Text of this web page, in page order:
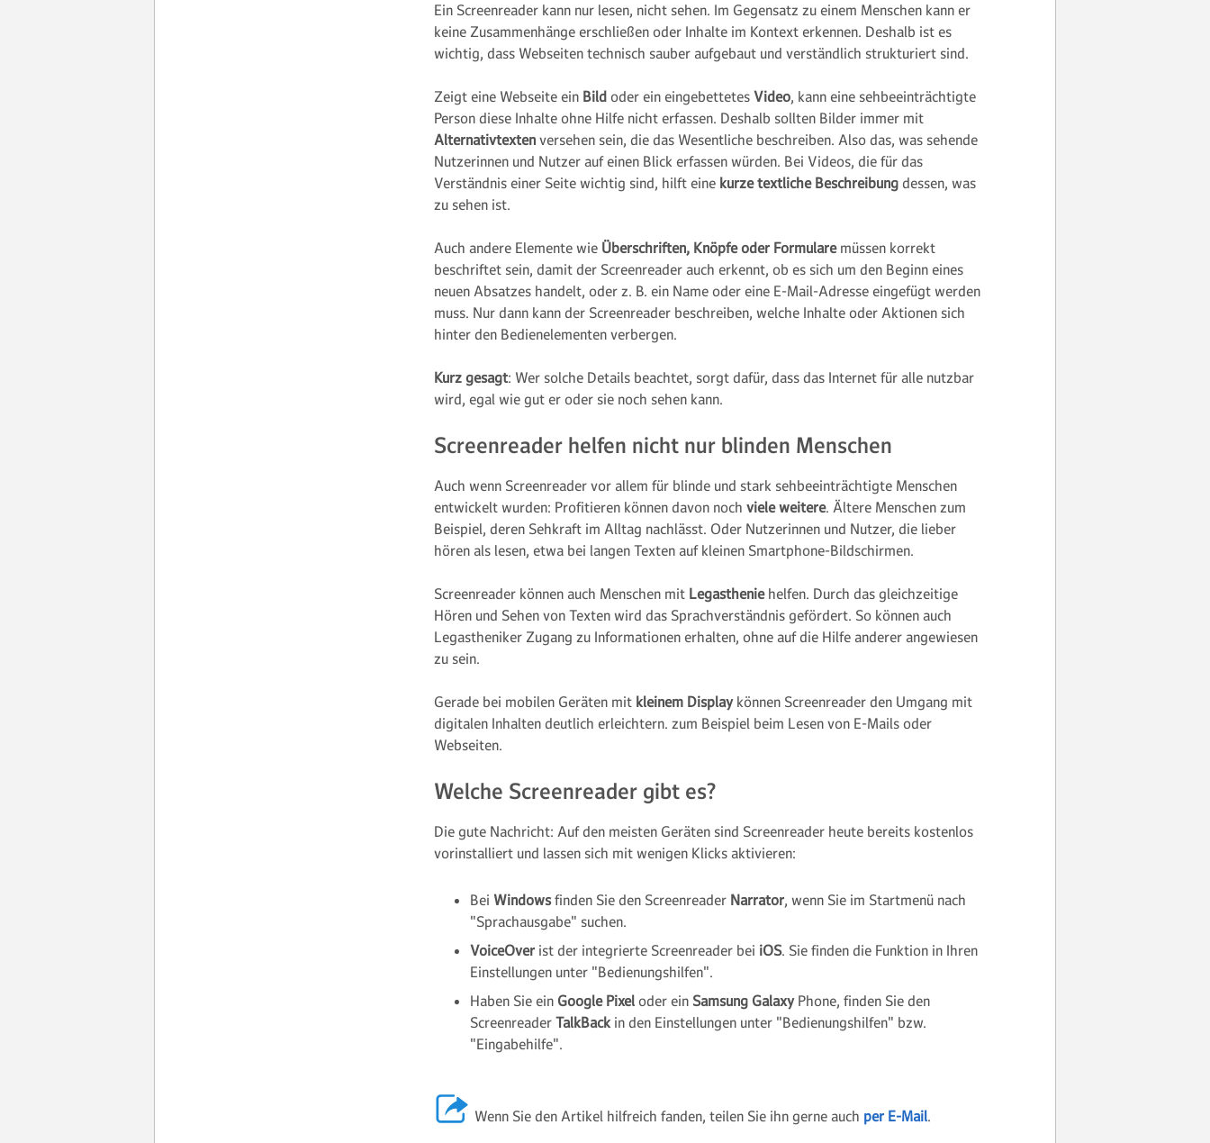
Ein Screenreader kann nur lesen, nicht sehen. Im Gegensatz zu einem Menschen kann er
keine Zusammenhänge erschließen oder Inhalte im Kontext erkennen. Deshalb ist es
wichtig, dass Webseiten technisch sauber aufgebaut und verständlich strukturiert sind.
Zeigt eine Webseite ein Bild oder ein eingebettetes Video, kann eine sehbeeinträchtigte
Person diese Inhalte ohne Hilfe nicht erfassen. Deshalb sollten Bilder immer mit
Alternativtexten versehen sein, die das Wesentliche beschreiben. Also das, was sehende
Nutzerinnen und Nutzer auf einen Blick erfassen würden. Bei Videos, die für das
Verständnis einer Seite wichtig sind, hilft eine kurze textliche Beschreibung dessen, was
zu sehen ist.
Auch andere Elemente wie Überschriften, Knöpfe oder Formulare müssen korrekt
beschriftet sein, damit der Screenreader auch erkennt, ob es sich um den Beginn eines
neuen Absatzes handelt, oder z. B. ein Name oder eine E-Mail-Adresse eingefügt werden
muss. Nur dann kann der Screenreader beschreiben, welche Inhalte oder Aktionen sich
hinter den Bedienelementen verbergen.
Kurz gesagt: Wer solche Details beachtet, sorgt dafür, dass das Internet für alle nutzbar
wird, egal wie gut er oder sie noch sehen kann.
Screenreader helfen nicht nur blinden Menschen
Auch wenn Screenreader vor allem für blinde und stark sehbeeinträchtigte Menschen
entwickelt wurden: Profitieren können davon noch viele weitere. Ältere Menschen zum
Beispiel, deren Sehkraft im Alltag nachlässt. Oder Nutzerinnen und Nutzer, die lieber
hören als lesen, etwa bei langen Texten auf kleinen Smartphone-Bildschirmen.
Screenreader können auch Menschen mit Legasthenie helfen. Durch das gleichzeitige
Hören und Sehen von Texten wird das Sprachverständnis gefördert. So können auch
Legastheniker Zugang zu Informationen erhalten, ohne auf die Hilfe anderer angewiesen
zu sein.
Gerade bei mobilen Geräten mit kleinem Display können Screenreader den Umgang mit
digitalen Inhalten deutlich erleichtern. zum Beispiel beim Lesen von E-Mails oder
Webseiten.
Welche Screenreader gibt es?
Die gute Nachricht: Auf den meisten Geräten sind Screenreader heute bereits kostenlos
vorinstalliert und lassen sich mit wenigen Klicks aktivieren:
Bei Windowsfinden Sie den Screenreader Narrator, wenn Sie im Startmenü nach
"Sprachausgabe" suchen.
VoiceOver ist der integrierte Screenreader bei iOS. Sie finden die Funktion in Ihren
Einstellungen unter "Bedienungshilfen".
Haben Sie ein Google Pixel oder ein Samsung Galaxy Phone, finden Sie den
Screenreader TalkBack in den Einstellungen unter "Bedienungshilfen" bzw.
"Eingabehilfe".
Wenn Sie den Artikel hilfreich fanden, teilen Sie ihn gerne auch per E-Mail.